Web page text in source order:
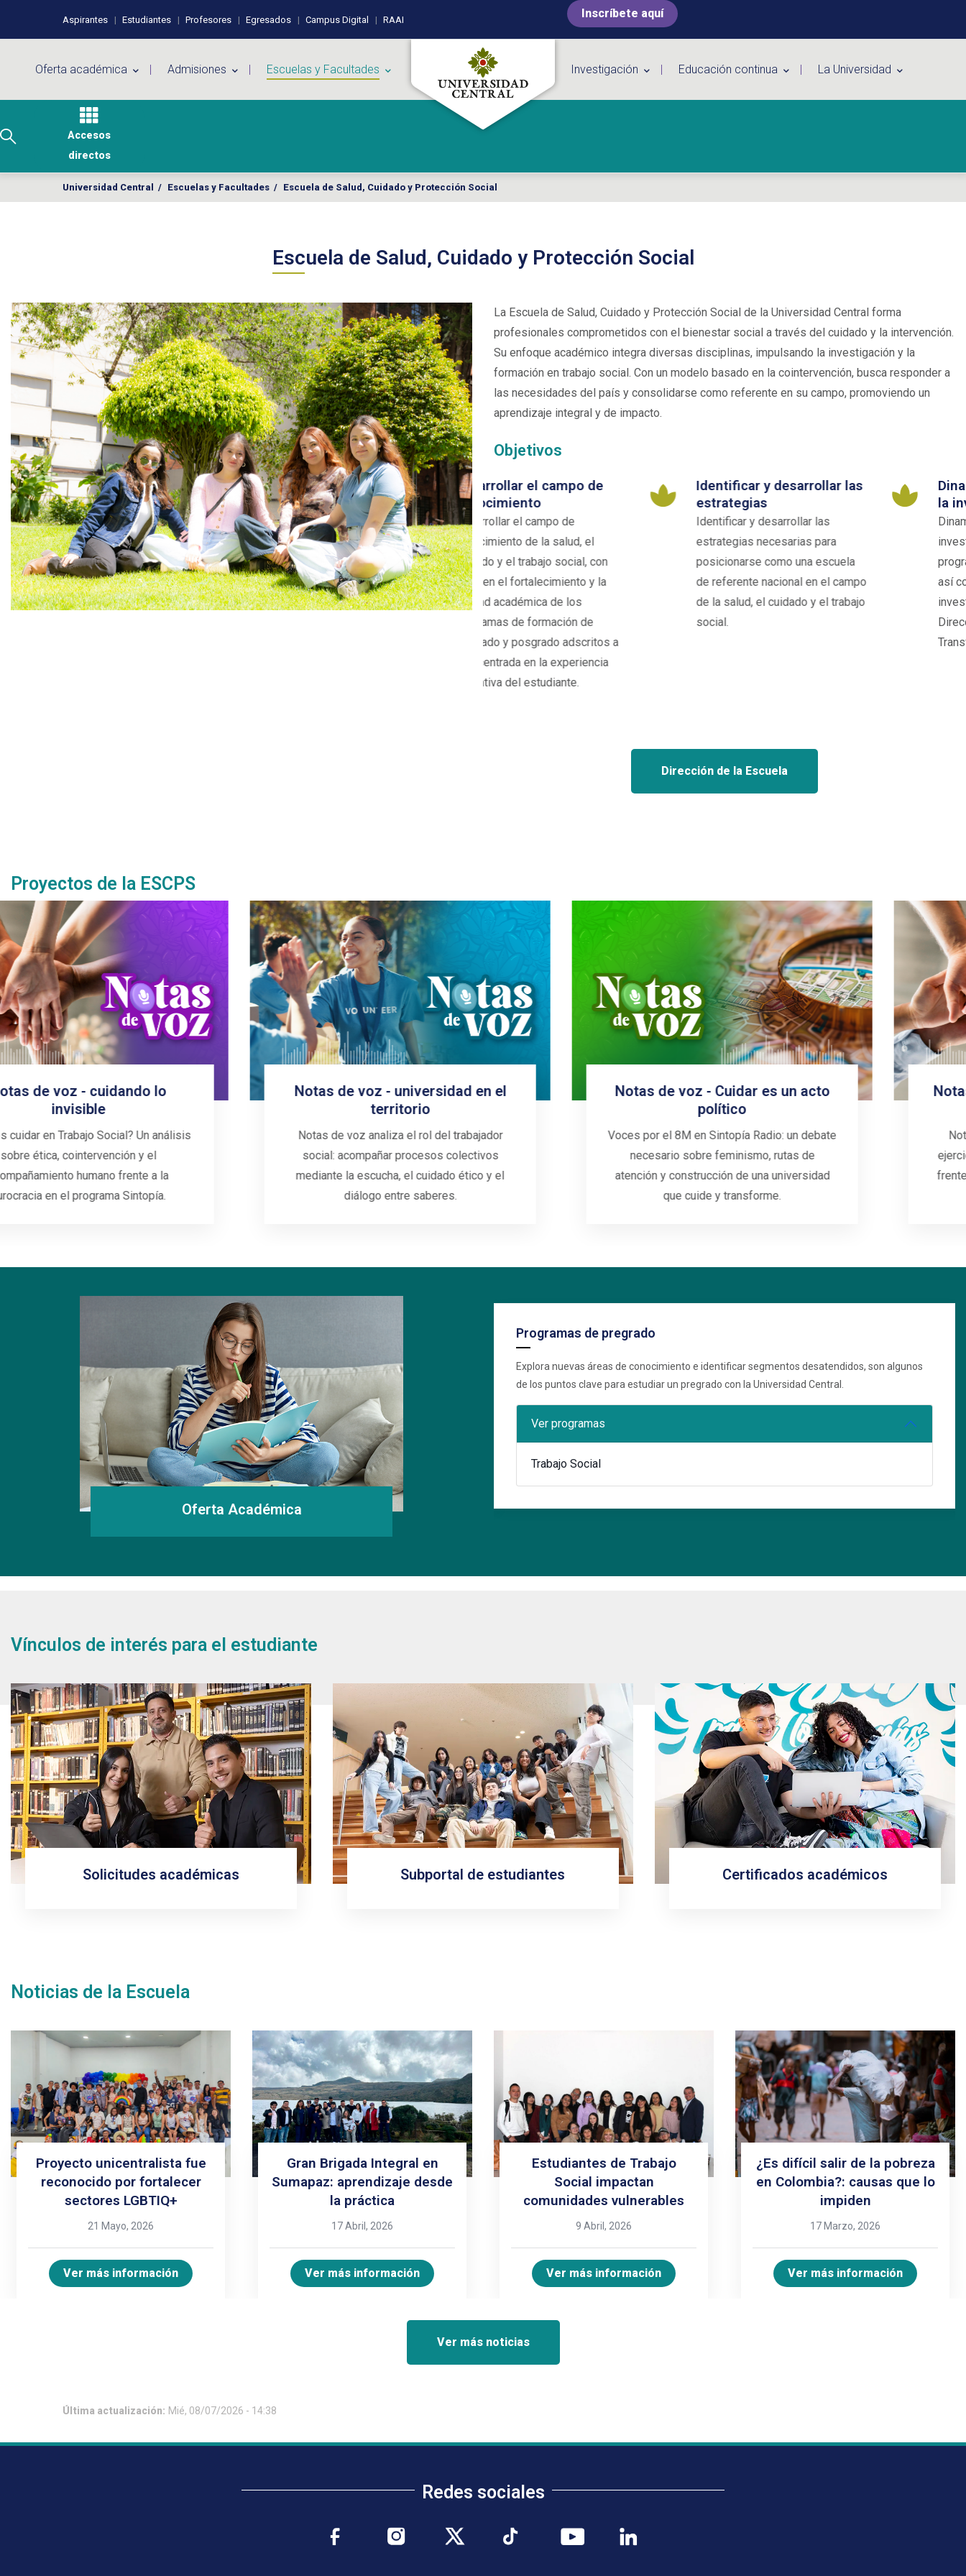
Perfiles de usuario
Aspirantes Estudiantes Profesores Egresados Campus Digital RAAI Inscríbete aquí
Oferta académica Admisiones Escuelas y Facultades Investigación Educación continua La Universidad
Accesos
directos
Universidad Central / Escuelas y Facultades / Escuela de Salud, Cuidado y Protección Social
Escuela de Salud, Cuidado y Protección Social
La Escuela de Salud, Cuidado y Protección Social de la Universidad Central forma
profesionales comprometidos con el bienestar social a través del cuidado y la intervención.
Su enfoque académico integra diversas disciplinas, impulsando la investigación y la
formación en trabajo social. Con un modelo basado en la cointervención, busca responder a
las necesidades del país y consolidarse como referente en su campo, promoviendo un
aprendizaje integral y de impacto.
Objetivos
Promover el desarrollo
profesoral
Promover el desarrollo profesoral
de acuerdo con los lineamientos
institucionales y coordinadamente
con el Centro de Excelencia
Profesoral.
Desarrollar el campo de
conocimiento
Desarrollar el campo de
conocimiento de la salud, el
cuidado y el trabajo social, con
base en el fortalecimiento y la
calidad académica de los
Identificar y desarrollar las
estrategias
Identificar y desarrollar las
estrategias necesarias para
posicionarse como una escuela
de referente nacional en el campo
de la salud, el cuidado y el trabajo
social.
Dinamizar el desarrollo de
la investigación formativa
Dinamizar el desarrollo de la
investigación formativa desde los
programas académicos adscritos,
así como apoyar el avance de la
investigación adelantada desde la
Transferencia de Conocimiento.
Dirección de la Escuela
Proyectos de la ESCPS
Notas de voz - universidad en el
Notas de voz analiza el rol del trabajador
social: acompañar procesos colectivos
mediante la escucha, el cuidado ético y el
diálogo entre saberes.
Notas de voz - Cuidar es un acto
Voces por el 8M en Sintopía Radio: un debate
necesario sobre feminismo, rutas de
atención y construcción de una universidad
que cuide y transforme.
Notas de voz - universidades que
Notas de voz analiza el cuidado como
ejercicio consciente: solidaridad y respeto
frente al individualismo para transformar la
educación superior.
Oferta Académica
Programas de especialización
Explora nuevas áreas de conocimiento e identificar segmentos desatendidos, son algunos
de los puntos clave para estudiar un pregrado con la Universidad Central.
Ver programas
Especialización en Auditoría y Calidad en Salud
Programas de pregrado
Explora nuevas áreas de conocimiento e identificar segmentos desatendidos, son algunos
de los puntos clave para estudiar un pregrado con la Universidad Central.
Ver programas
Trabajo Social
Vínculos de interés para el estudiante
Solicitudes académicas Subportal de estudiantes Certificados académicos
Noticias de la Escuela
Proyecto unicentralista fue
reconocido por fortalecer
sectores LGBTIQ+
21 Mayo, 2026
Ver más información
Gran Brigada Integral en
Sumapaz: aprendizaje desde
la práctica
17 Abril, 2026
Ver más información
Estudiantes de Trabajo
Social impactan
comunidades vulnerables
9 Abril, 2026
Ver más información
¿Es difícil salir de la pobreza
en Colombia?: causas que lo
impiden
17 Marzo, 2026
Ver más información
Ver más noticias
Última actualización: Mié, 08/07/2026 - 14:38
Redes sociales